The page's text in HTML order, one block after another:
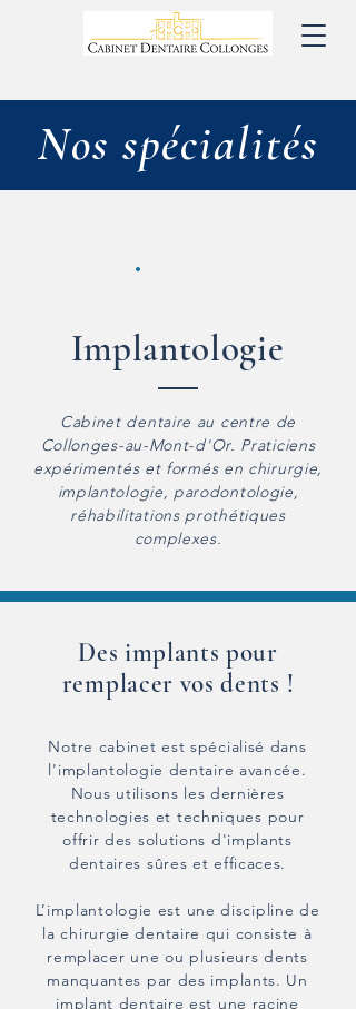
Nos spécialités
Implantologie
Cabinet dentaire au centre de
Collonges-au-Mont-d'Or. Praticiens
expérimentés et formés en chirurgie,
implantologie, parodontologie,
réhabilitations prothétiques
complexes.
Des implants pour
remplacer vos dents !
Notre cabinet est spécialisé dans
l'implantologie dentaire avancée.
Nous utilisons les dernières
technologies et techniques pour
offrir des solutions d'implants
dentaires sûres et efficaces.
L’implantologie est une discipline de
la chirurgie dentaire qui consiste à
remplacer une ou plusieurs dents
manquantes par des implants. Un
implant dentaire est une racine